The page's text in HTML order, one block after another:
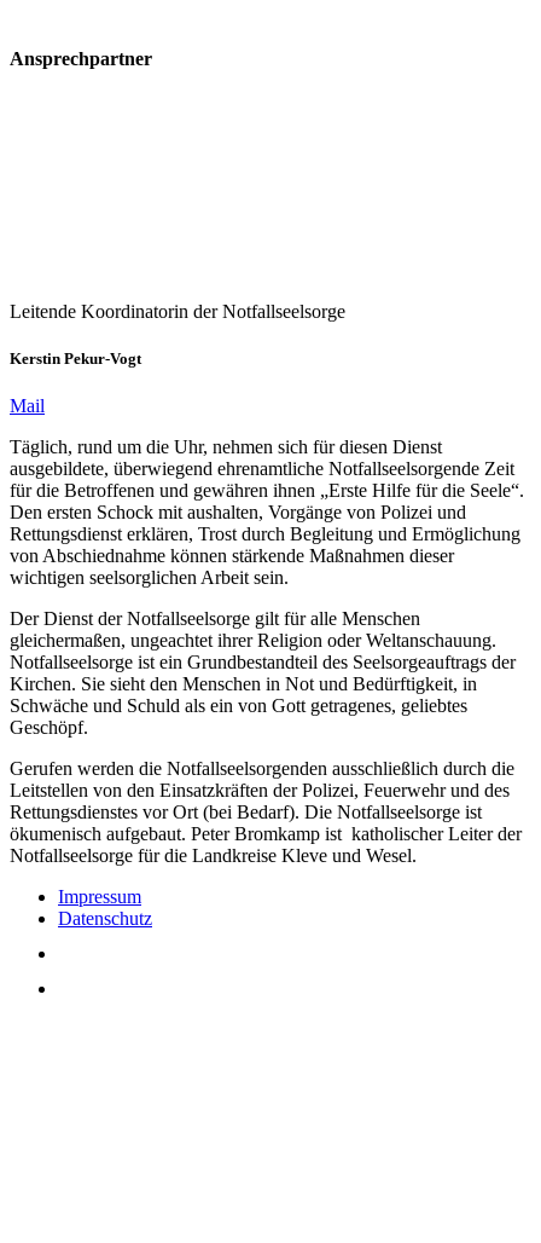
Ansprechpartner
Leitende Koordinatorin der Notfallseelsorge
Kerstin Pekur-Vogt
Mail
Täglich, rund um die Uhr, nehmen sich für diesen Dienst
ausgebildete, überwiegend ehrenamtliche Notfallseelsorgende Zeit
für die Betroffenen und gewähren ihnen „Erste Hilfe für die Seele“.
Den ersten Schock mit aushalten, Vorgänge von Polizei und
Rettungsdienst erklären, Trost durch Begleitung und Ermöglichung
von Abschiednahme können stärkende Maßnahmen dieser
wichtigen seelsorglichen Arbeit sein.
Der Dienst der Notfallseelsorge gilt für alle Menschen
gleichermaßen, ungeachtet ihrer Religion oder Weltanschauung.
Notfallseelsorge ist ein Grundbestandteil des Seelsorgeauftrags der
Kirchen. Sie sieht den Menschen in Not und Bedürftigkeit, in
Schwäche und Schuld als ein von Gott getragenes, geliebtes
Geschöpf.
Gerufen werden die Notfallseelsorgenden ausschließlich durch die
Leitstellen von den Einsatzkräften der Polizei, Feuerwehr und des
Rettungsdienstes vor Ort (bei Bedarf). Die Notfallseelsorge ist
ökumenisch aufgebaut. Peter Bromkamp ist katholischer Leiter der
Notfallseelsorge für die Landkreise Kleve und Wesel.
Impressum
Datenschutz